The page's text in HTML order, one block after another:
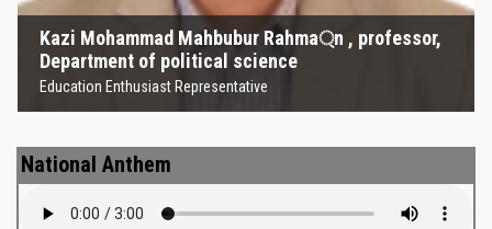
Kazi Mohammad Mahbubur Rahma্‌n , professor,
Department of political science
Education Enthusiast Representative
National Anthem